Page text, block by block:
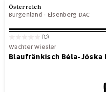
Österreich
Burgenland - Eisenberg DAC
(0)
Wachter Wiesler
Blaufränkisch Béla-Jóska